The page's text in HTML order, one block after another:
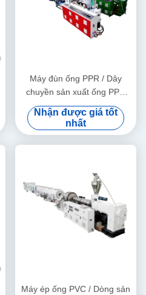
Máy đùn ống PPR / Dây
chuyền sản xuất ống PPR
20-63
Nhận được giá tốt
nhất
Máy ép ống PVC / Dòng sản